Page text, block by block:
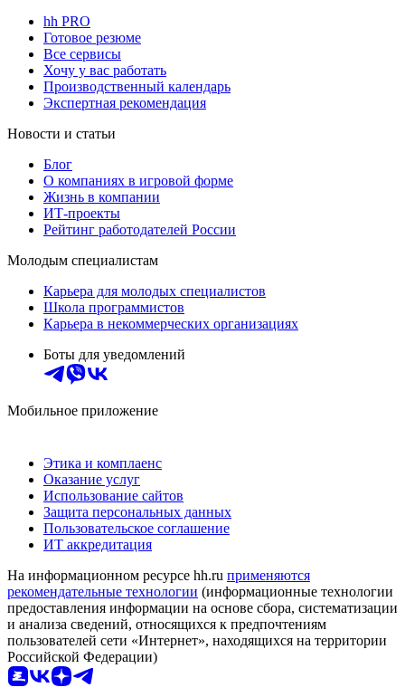
hh PRO
Готовое резюме
Все сервисы
Хочу у вас работать
Производственный календарь
Экспертная рекомендация
Новости и статьи
Блог
О компаниях в игровой форме
Жизнь в компании
ИТ-проекты
Рейтинг работодателей России
Молодым специалистам
Карьера для молодых специалистов
Школа программистов
Карьера в некоммерческих организациях
Боты для уведомлений
Мобильное приложение
Этика и комплаенс
Оказание услуг
Использование сайтов
Защита персональных данных
Пользовательское соглашение
ИТ аккредитация
На информационном ресурсе hh.ru применяются
рекомендательные технологии (информационные технологии
предоставления информации на основе сбора, систематизации
и анализа сведений, относящихся к предпочтениям
пользователей сети «Интернет», находящихся на территории
Российской Федерации)